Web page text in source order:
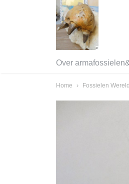
Over
Home › Fossielen